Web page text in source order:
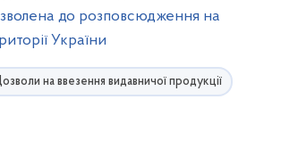
до розповсюдження на
України
на ввезення видавничої продукції